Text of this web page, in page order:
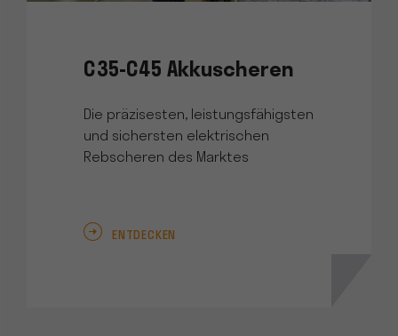
C35-C45 Akkuscheren
Die präzisesten, leistungsfähigsten
und sichersten elektrischen
Rebscheren des Marktes
ENTDECKEN